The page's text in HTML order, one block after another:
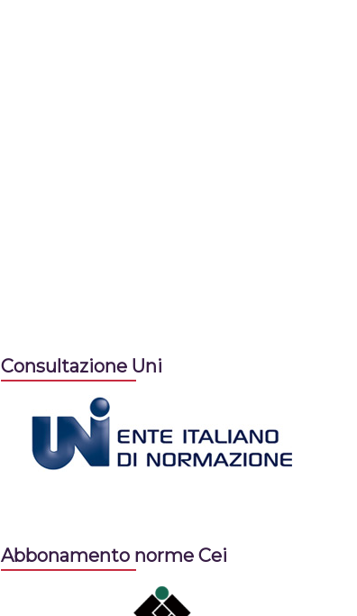
Consultazione Uni
Abbonamento norme Cei